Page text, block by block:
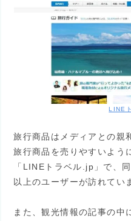
LINE
旅行商品はメディアとの親
旅行商品を売りやすいよう
「LINEトラベル.jp」で、
以上のユーザーが訪れてい
また、観光情報の記事の中